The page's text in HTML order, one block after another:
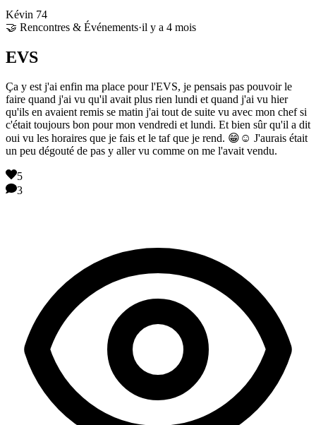
Kévin 74
🤝 Rencontres & Événements·il y a 4 mois
EVS
Ça y est j'ai enfin ma place pour l'EVS, je pensais pas pouvoir le
faire quand j'ai vu qu'il avait plus rien lundi et quand j'ai vu hier
qu'ils en avaient remis se matin j'ai tout de suite vu avec mon chef si
c'était toujours bon pour mon vendredi et lundi. Et bien sûr qu'il a dit
oui vu les horaires que je fais et le taf que je rend. 😁☺️ J'aurais était
un peu dégouté de pas y aller vu comme on me l'avait vendu.
5
3